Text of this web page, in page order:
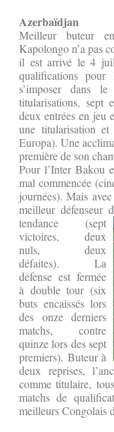
Azerbaïdjan
Meilleur buteur
Kapolongo n’a pas
il est arrivé le 4
qualifications
s’imposer dans
titularisations, sept
deux entrées en jeu
une titularisation
Europa). Une
première de son
Pour l’Inter Bakou
mal commencée
journées). Mais
meilleur défenseur
tendance (sept
victoires, deux
nuls, deux
défaites). La
défense est fermée
à double tour (six
buts encaissés lors
des onze derniers
matchs, contre
quinze lors des sept
premiers). Buteur à
deux reprises,
comme titulaire,
matchs de
meilleurs Congolais